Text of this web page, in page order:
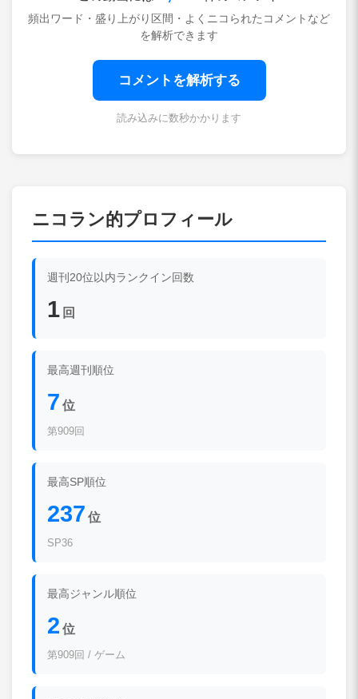
頻出ワード・盛り上がり区間・よくニコられたコメントなど
を解析できます
コメントを解析する
読み込みに数秒かかります
ニコラン的プロフィール
週刊20位以内ランクイン回数
1 回
最高週刊順位
7 位
第909回
最高SP順位
237 位
SP36
最高ジャンル順位
2 位
第909回 / ゲーム